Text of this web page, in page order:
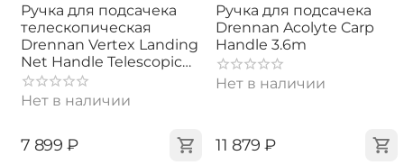
Ручка для подсачека
телескопическая
Drennan Vertex Landing
Net Handle Telescopic
3m
Нет в наличии
‍7 899‍ ₽
Ручка для подсачека
Drennan Acolyte Carp
Handle 3.6m
Нет в наличии
‍11 879‍ ₽